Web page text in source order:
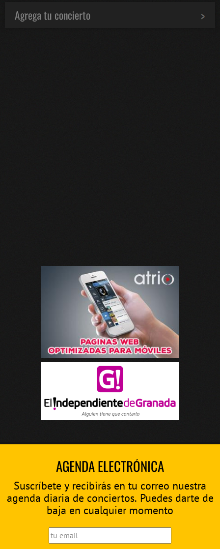
Agrega tu concierto
AGENDA ELECTRÓNICA
Suscríbete y recibirás en tu correo nuestra
agenda diaria de conciertos. Puedes darte de
baja en cualquier momento